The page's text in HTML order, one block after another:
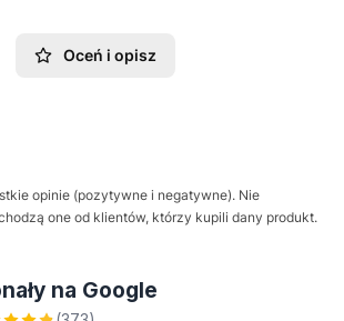
Oceń i opisz
opinie (pozytywne i negatywne). Nie
one od klientów, którzy kupili dany produkt.